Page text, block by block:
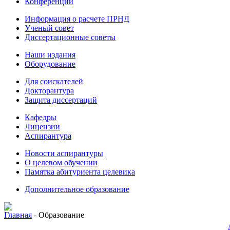
Информация о расчете ПРНД
Ученый совет
Диссертационные советы
Наши издания
Оборудование
Для соискателей
Докторантура
Защита диссертаций
Кафедры
Лицензии
Аспирантура
Новости аспирантуры
О целевом обучении
Памятка абитуриента целевика
Дополнительное образование
Главная - Образование